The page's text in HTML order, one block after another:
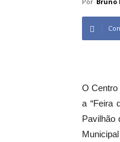
O Centro
a “Feira
Pavilhão